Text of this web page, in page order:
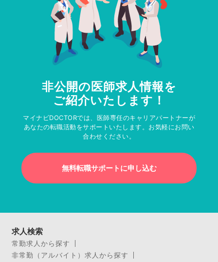
非公開の医師求人情報を
ご紹介いたします！
マイナビDOCTORでは、医師専任のキャリアパートナーが
あなたの転職活動をサポートいたします。お気軽にお問い
合わせください。
無料転職サポートに申し込む
求人検索
常勤求人から探す
非常勤（アルバイト）求人から探す